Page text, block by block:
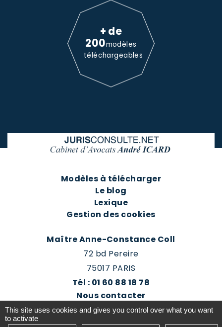
+ de
200modèles
téléchargeables
Modèles à télécharger
Le blog
Lexique
Gestion des cookies
Maître Anne-Constance Coll
72 bd Pereire
75017 PARIS
Tél : 01 60 88 18 78
Nous contacter
Prendre rendez-vous
This site uses cookies and gives you control over what you want
to activate